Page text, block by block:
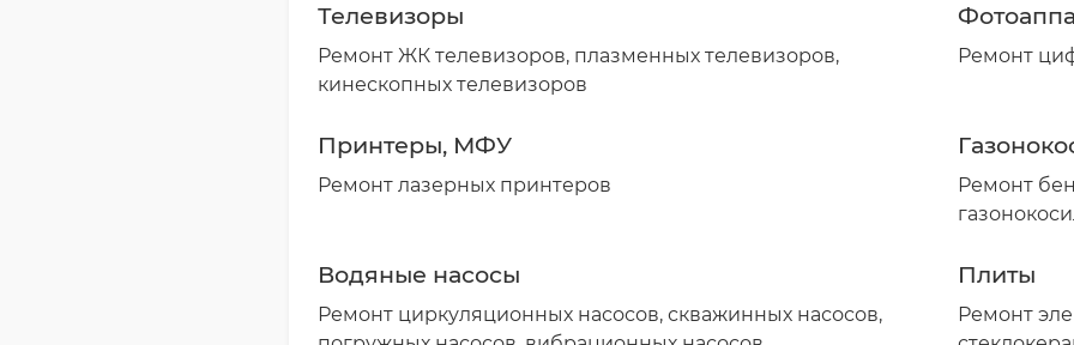
Телевизоры
Ремонт ЖК телевизоров, плазменных телевизоров,
кинескопных телевизоров
Ремонт
Принтеры, МФУ
Ремонт лазерных принтеров
Ремонт
Водяные насосы
Ремонт циркуляционных насосов, скважинных насосов,
Плиты
Ремонт